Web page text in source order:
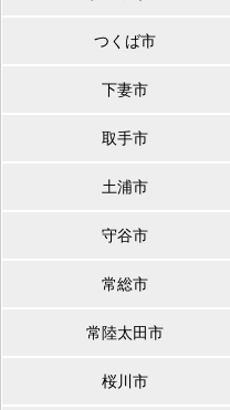
つくば市
下妻市
取手市
土浦市
守谷市
常総市
常陸太田市
桜川市